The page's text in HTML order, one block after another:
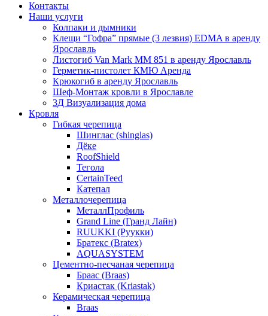
Контакты
Наши услуги
Колпаки и дымники
Клещи “Гофра” прямые (3 лезвия) EDMA в аренду
Ярославль
Листогиб Van Mark MM 851 в аренду Ярославль
Герметик-пистолет КМЮ Аренда
Крюкогиб в аренду Ярославль
Шеф-Монтаж кровли в Ярославле
3Д Визуализация дома
Кровля
Гибкая черепица
Шинглас (shinglas)
Дёке
RoofShield
Тегола
CertainTeed
Катепал
Металлочерепица
МеталлПрофиль
Grand Line (Гранд Лайн)
RUUKKI (Руукки)
Братекс (Bratex)
AQUASYSTEM
Цементно-песчаная черепица
Браас (Braas)
Криастак (Kriastak)
Керамическая черепица
Braas